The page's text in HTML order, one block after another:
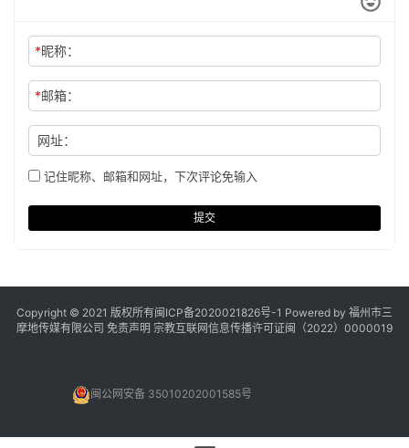
*昵称：
*邮箱：
网址：
记住昵称、邮箱和网址，下次评论免输入
提交
Copyright © 2021 版权所有闽ICP备2020021826号-1 Powered by 福州市三
摩地传媒有限公司 免责声明 宗教互联网信息传播许可证闽（2022）0000019
闽公网安备 35010202001585号